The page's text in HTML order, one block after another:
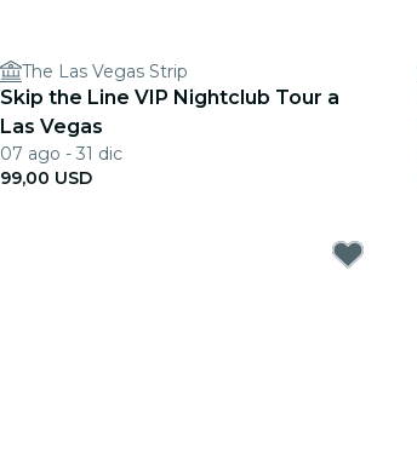
The Las Vegas Strip
Skip the Line VIP Nightclub Tour a
Las Vegas
07 ago - 31 dic
99,00 USD